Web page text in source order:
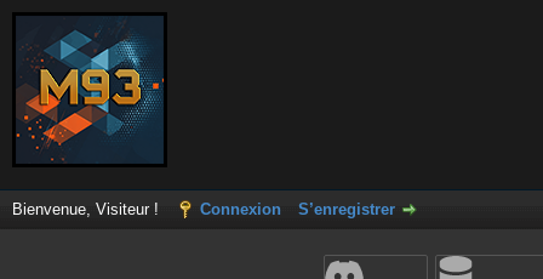
Bienvenue, Visiteur ! Connexion S’enregistrer